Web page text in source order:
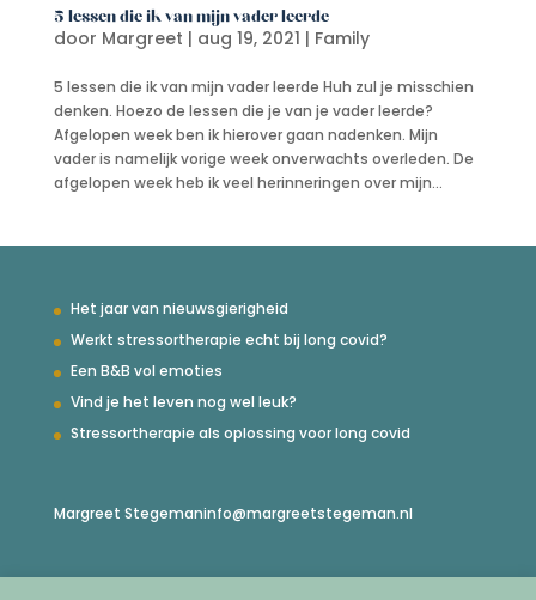
5 lessen die ik van mijn vader leerde
door Margreet | aug 19, 2021 | Family
5 lessen die ik van mijn vader leerde Huh zul je misschien
denken. Hoezo de lessen die je van je vader leerde?
Afgelopen week ben ik hierover gaan nadenken. Mijn
vader is namelijk vorige week onverwachts overleden. De
afgelopen week heb ik veel herinneringen over mijn...
Het jaar van nieuwsgierigheid
Werkt stressortherapie echt bij long covid?
Een B&B vol emoties
Vind je het leven nog wel leuk?
Stressortherapie als oplossing voor long covid
Margreet Stegemaninfo@margreetstegeman.nl